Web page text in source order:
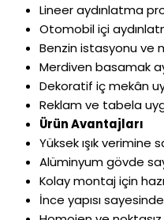
Lineer aydınlatma
Otomobil içi
Benzin istasyonu ve
Merdiven basamak
Dekoratif iç mekân
Reklam ve tabela
Ürün Avantajları
Yüksek ışık verimine
Alüminyum gövde
Kolay montaj için
İnce yapısı